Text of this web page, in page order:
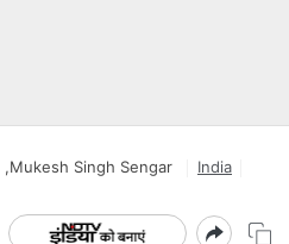
,Mukesh Singh Sengar
India